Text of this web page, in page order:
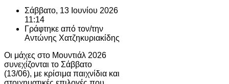
Σάββατο, 13 Ιουνίου 2026
11:14
Γράφτηκε από τον/την
Αντώνης Χατζηκυριακίδης
Οι μάχες στο Μουντιάλ 2026
συνεχίζονται το Σάββατο
(13/06), με κρίσιμα παιχνίδια και